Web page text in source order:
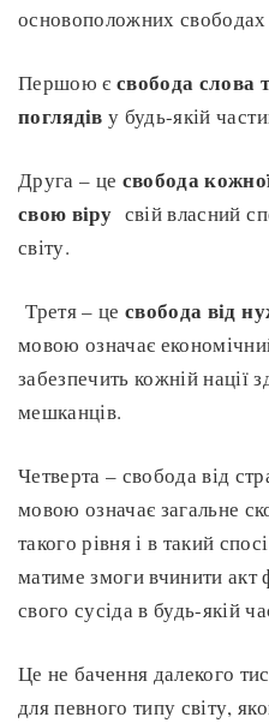
основоположних
Першою єсвобода слова
поглядів у будь-якій
Друга – це свобода
свою віру свій власний
світу.
Третя – цесвобода від
мовою означає
забезпечить кожній нації
мешканців.
Четверта – свобода від
мовою означає загальне
такого рівня і в такий
матиме змоги вчинити акт
свого сусіда в будь-якій
Це не бачення далекого
для певного типу світу,